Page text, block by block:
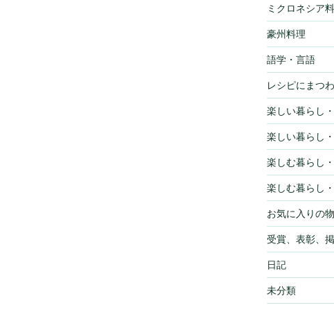
ミクロネシア
豪州料理
語学・言語
レシピにまつ
楽しい暮らし
楽しい暮らし
楽しむ暮らし
楽しむ暮らし
お気に入りの物
受賞、表彰、
日記
未分類